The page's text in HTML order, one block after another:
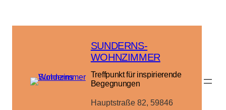
SUNDERNS-
WOHNZIMMER
Treffpunkt für inspirierende
Begegnungen
Hauptstraße 82, 59846